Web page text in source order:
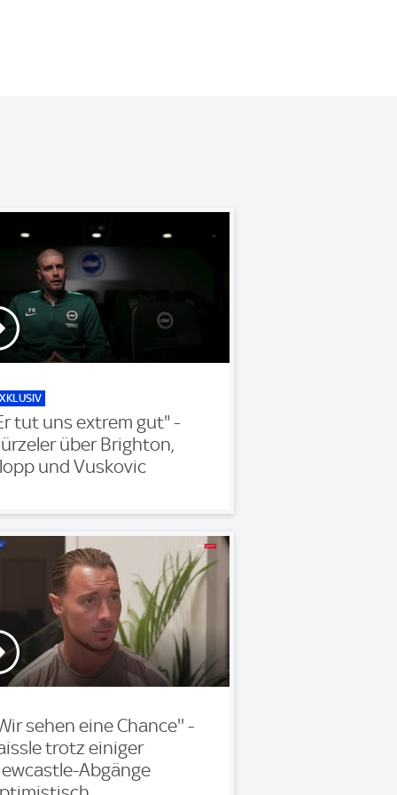
tut uns extrem gut" -
über Brighton,
und Vuskovic
sehen eine Chance'' -
trotz einiger
Abgänge